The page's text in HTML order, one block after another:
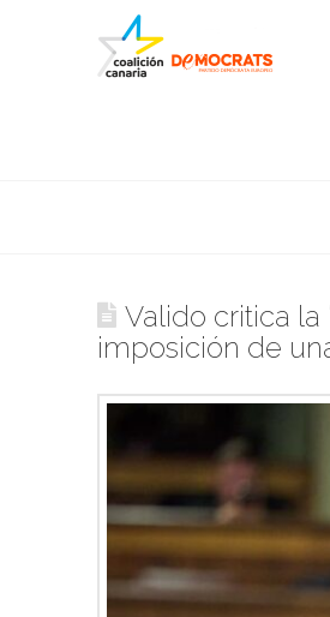
Valido critica la
imposición de